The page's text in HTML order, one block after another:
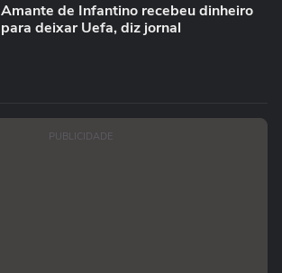
Amante de Infantino recebeu dinheiro
para deixar Uefa, diz jornal
PUBLICIDADE